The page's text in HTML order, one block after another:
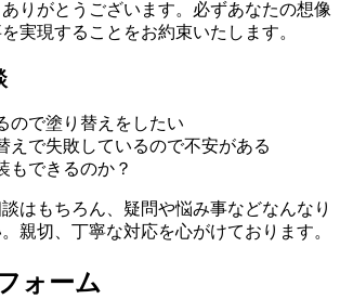
りがとうございます。必ずあなたの想像
実現することをお約束いたします。
ので塗り替えをしたい
えで失敗しているので不安がある
もできるのか？
談はもちろん、疑問や悩み事などなんなり
親切、丁寧な対応を心がけております。
ォーム